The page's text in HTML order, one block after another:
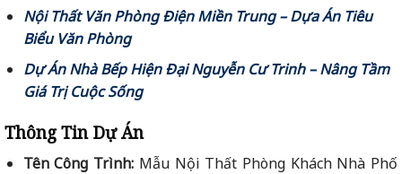
Nội Thất Văn Phòng Điện Miền Trung – Dựa Án Tiêu
Biểu Văn Phòng
Dự Án Nhà Bếp Hiện Đại Nguyễn Cư Trinh – Nâng Tầm
Giá Trị Cuộc Sống
Thông Tin Dự Án
Tên Công Trình: Mẫu Nội Thất Phòng Khách Nhà Phố